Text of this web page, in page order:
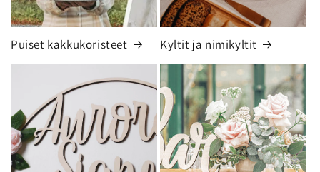
Puiset kakkukoristeet Kyltit ja nimikyltit